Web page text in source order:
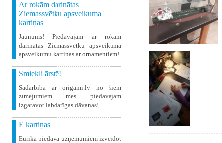
Ar rokām darinātas
Ziemassvētku apsveikuma
kartiņas
Jaunums! Piedāvājam ar rokām
darinātas Ziemassvētku apsveikuma
apsveikumu kartiņas ar ornamentiem!
Smiekli ārstē!
Sadarbībā ar origami.lv no šiem
zīmējumiem mēs piedāvājam
izgatavot labdarīgas dāvanas!
E kartiņas
Eurika piedāvā uzņēmumiem izveidot